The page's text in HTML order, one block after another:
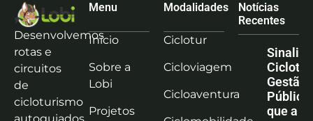
Desenvolvemos
rotas e
circuitos
de
cicloturismo
Menu
Início
Sobre a
Lobi
Projetos
Modalidades
Ciclotur
Cicloviagem
Cicloaventura
Notícias
Recentes
Gestão
que a